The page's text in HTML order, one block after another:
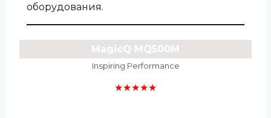
оборудования.
MagicQ MQ500M
Inspiring Performance
★★★★★